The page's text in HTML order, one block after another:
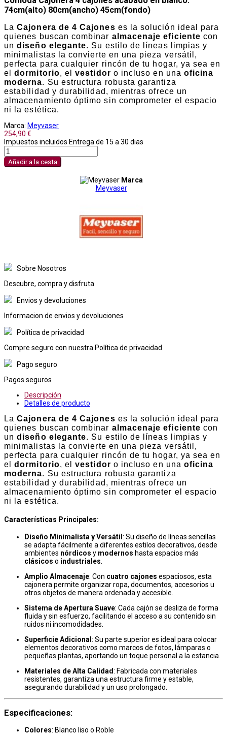
74cm(alto) 80cm(ancho) 45cm(fondo)
LaCajonera de 4 Cajones es la solución ideal para
quienes buscan combinar almacenaje eficiente con
undiseño elegante. Su estilo de líneas limpias y
minimalistas la convierte en una pieza versátil,
perfecta para cualquier rincón de tu hogar, ya sea en
eldormitorio, elvestidor o incluso en una oficina
moderna. Su estructura robusta garantiza
estabilidad y durabilidad, mientras ofrece un
almacenamiento óptimo sin comprometer el espacio
ni la estética.
Marca: Meyvaser
254,90 €
Impuestos incluidos Entrega de 15 a 30 dias
Añadir a la cesta
Marca
Meyvaser
Sobre Nosotros
Descubre, compra y disfruta
Envios y devoluciones
Informacion de envios y devoluciones
Política de privacidad
Compre seguro con nuestra Política de privacidad
Pago seguro
Pagos seguros
Descripción
Detalles de producto
LaCajonera de 4 Cajones es la solución ideal para
quienes buscan combinar almacenaje eficiente con
undiseño elegante. Su estilo de líneas limpias y
minimalistas la convierte en una pieza versátil,
perfecta para cualquier rincón de tu hogar, ya sea en
eldormitorio, elvestidor o incluso en una oficina
moderna. Su estructura robusta garantiza
estabilidad y durabilidad, mientras ofrece un
almacenamiento óptimo sin comprometer el espacio
ni la estética.
Características Principales:
Diseño Minimalista y Versátil : Su diseño de líneas sencillas
se adapta fácilmente a diferentes estilos decorativos, desde
ambientes nórdicos y modernos hasta espacios más
clásicos o industriales
Amplio Almacenaje: Con cuatro cajones espaciosos, esta
cajonera permite organizar ropa, documentos, accesorios u
otros objetos de manera ordenada y accesible.
Sistema de Apertura Suave: Cada cajón se desliza de forma
fluida y sin esfuerzo, facilitando el acceso a su contenido sin
ruidos ni incomodidades.
Superficie Adicional : Su parte superior es ideal para colocar
elementos decorativos como marcos de fotos, lámparas o
pequeñas plantas, aportando un toque personal a la estancia.
Materiales de Alta Calidad: Fabricada con materiales
resistentes, garantiza una estructura firme y estable,
asegurando durabilidad y un uso prolongado.
Especificaciones:
Colores: Blanco liso o Roble